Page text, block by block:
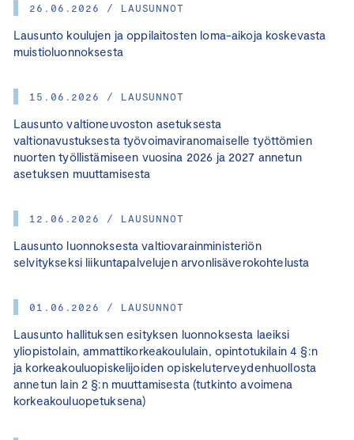
26.06.2026 / LAUSUNNOT
Lausunto koulujen ja oppilaitosten loma-aikoja koskevasta
muistioluonnoksesta
15.06.2026 / LAUSUNNOT
Lausunto valtioneuvoston asetuksesta
valtionavustuksesta työvoimaviranomaiselle työttömien
nuorten työllistämiseen vuosina 2026 ja 2027 annetun
asetuksen muuttamisesta
12.06.2026 / LAUSUNNOT
Lausunto luonnoksesta valtiovarainministeriön
selvitykseksi liikuntapalvelujen arvonlisäverokohtelusta
01.06.2026 / LAUSUNNOT
Lausunto hallituksen esityksen luonnoksesta laeiksi
yliopistolain, ammattikorkeakoululain, opintotukilain 4 §:n
ja korkeakouluopiskelijoiden opiskeluterveydenhuollosta
annetun lain 2 §:n muuttamisesta (tutkinto avoimena
korkeakouluopetuksena)